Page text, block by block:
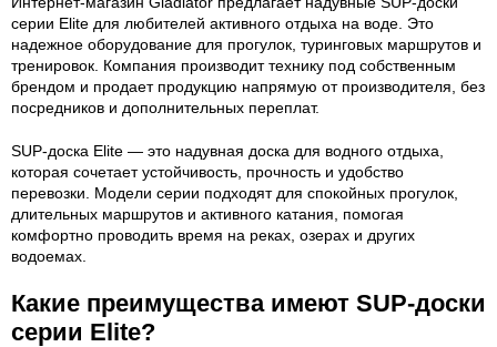
серии Elite для любителей активного отдыха на воде. Это
надежное оборудование для прогулок, туринговых маршрутов и
тренировок. Компания производит технику под собственным
брендом и продает продукцию напрямую от производителя, без
посредников и дополнительных переплат.
SUP-доска Elite — это надувная доска для водного отдыха,
которая сочетает устойчивость, прочность и удобство
перевозки. Модели серии подходят для спокойных прогулок,
длительных маршрутов и активного катания, помогая
комфортно проводить время на реках, озерах и других
водоемах.
Какие преимущества имеют SUP-доски
серии Elite?